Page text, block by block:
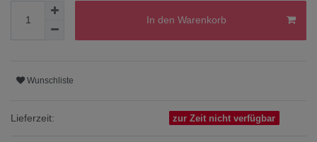
In den Warenkorb
Wunschliste
Lieferzeit: zur Zeit nicht verfügbar